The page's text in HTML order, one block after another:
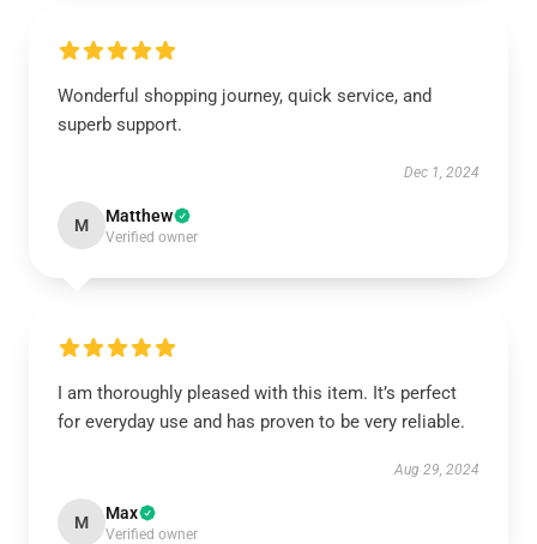
Wonderful shopping journey, quick service, and
superb support.
Dec 1, 2024
M Matthew
Verified owner
I am thoroughly pleased with this item. It’s perfect
for everyday use and has proven to be very reliable.
Aug 29, 2024
M Max
Verified owner